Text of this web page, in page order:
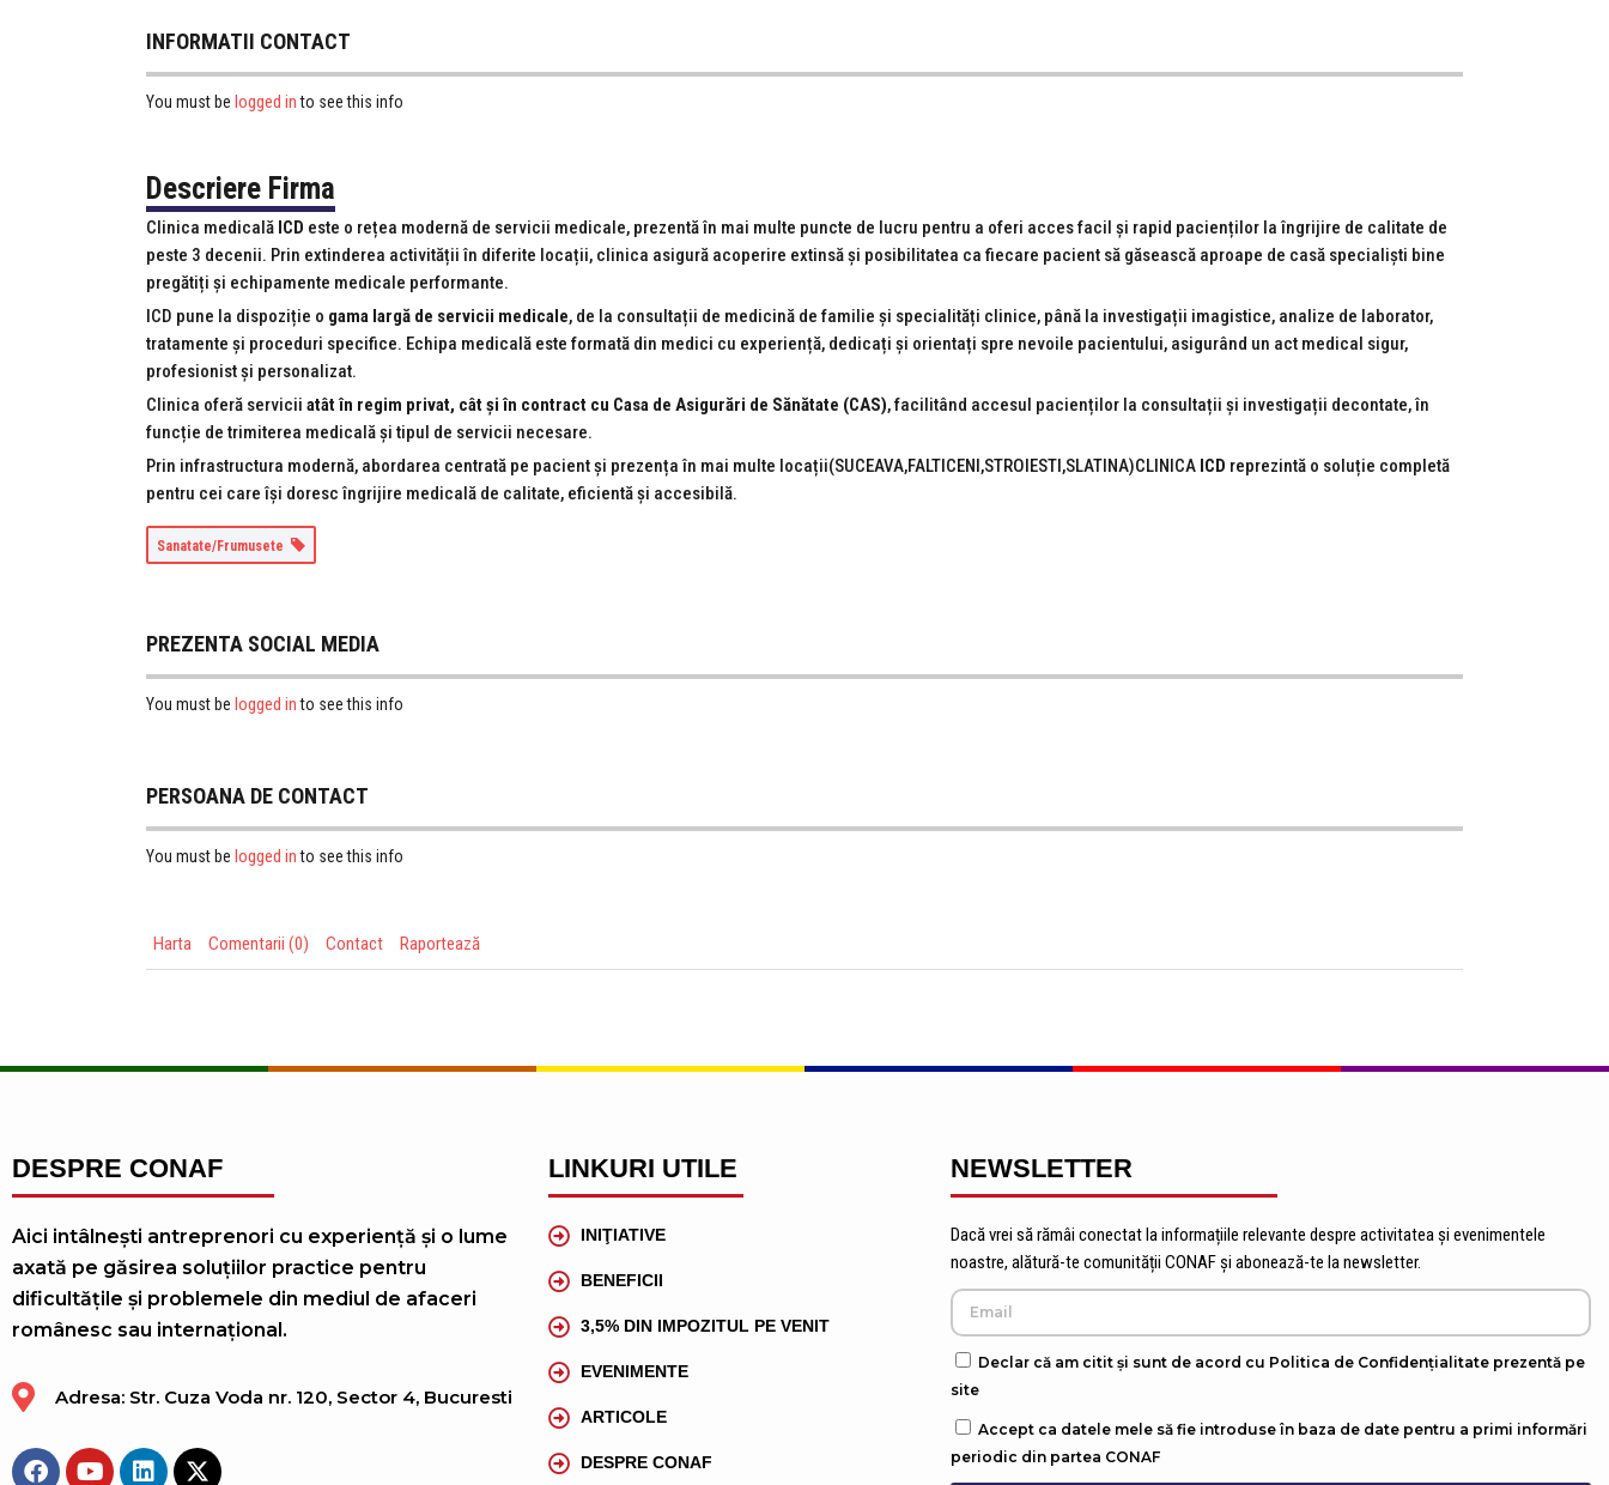
INFORMATII CONTACT
You must be logged into see this info
Descriere Firma
Clinica medicală ICD este o rețea modernă de servicii medicale, prezentă în mai multe puncte de lucru pentru a oferi acces facil și rapid pacienților la îngrijire de calitate de
peste 3 decenii. Prin extinderea activității în diferite locații, clinica asigură acoperire extinsă și posibilitatea ca fiecare pacient să găsească aproape de casă specialiști bine
pregătiți și echipamente medicale performante.
ICD pune la dispoziție o gama largă de servicii medicale, de la consultații de medicină de familie și specialități clinice, până la investigații imagistice, analize de laborator,
tratamente și proceduri specifice. Echipa medicală este formată din medici cu experiență, dedicați și orientați spre nevoile pacientului, asigurând un act medical sigur,
profesionist și personalizat.
Clinica oferă servicii atât în regim privat, cât și în contract cu Casa de Asigurări de Sănătate (CAS), facilitând accesul pacienților la consultații și investigații decontate, în
funcție de trimiterea medicală și tipul de servicii necesare.
Prin infrastructura modernă, abordarea centrată pe pacient și prezența în mai multe locații(SUCEAVA,FALTICENI,STROIESTI,SLATINA)CLINICA ICD reprezintă o soluție completă
pentru cei care își doresc îngrijire medicală de calitate, eficientă și accesibilă.
Sanatate/Frumusete
PREZENTA SOCIAL MEDIA
You must be logged into see this info
PERSOANA DE CONTACT
You must be logged into see this info
Harta Comentarii (0) Contact Raportează
DESPRE CONAF
Aici intâlnești antreprenori cu experiență și o lume
axată pe găsirea soluțiilor practice pentru
dificultățile și problemele din mediul de afaceri
românesc sau internațional.
Adresa: Str. Cuza Voda nr. 120, Sector 4, Bucuresti
LINKURI UTILE
INIŢIATIVE
BENEFICII
3,5% DIN IMPOZITUL PE VENIT
EVENIMENTE
ARTICOLE
DESPRE CONAF
NEWSLETTER
Dacă vrei să rămâi conectat la informațiile relevante despre activitatea și evenimentele
noastre, alătură-te comunității CONAF și abonează-te la newsletter.
Declar că am citit și sunt de acord cu Politica de Confidențialitate prezentă pe
site
Accept ca datele mele să fie introduse în baza de date pentru a primi informări
periodic din partea CONAF